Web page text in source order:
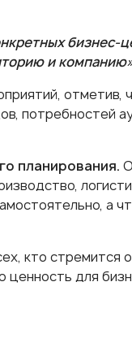
бизнес-
и
отметив,
потребностей
планирования.
а
кто стремится
ценность для